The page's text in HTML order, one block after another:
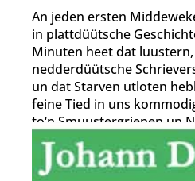
An jeden ersten
in plattdüütsche
Minuten heet dat
nedderdüütsche
un dat Starven utloten
feine Tied in uns
to‘n Smuustergrienen un
zur Künstler-Website